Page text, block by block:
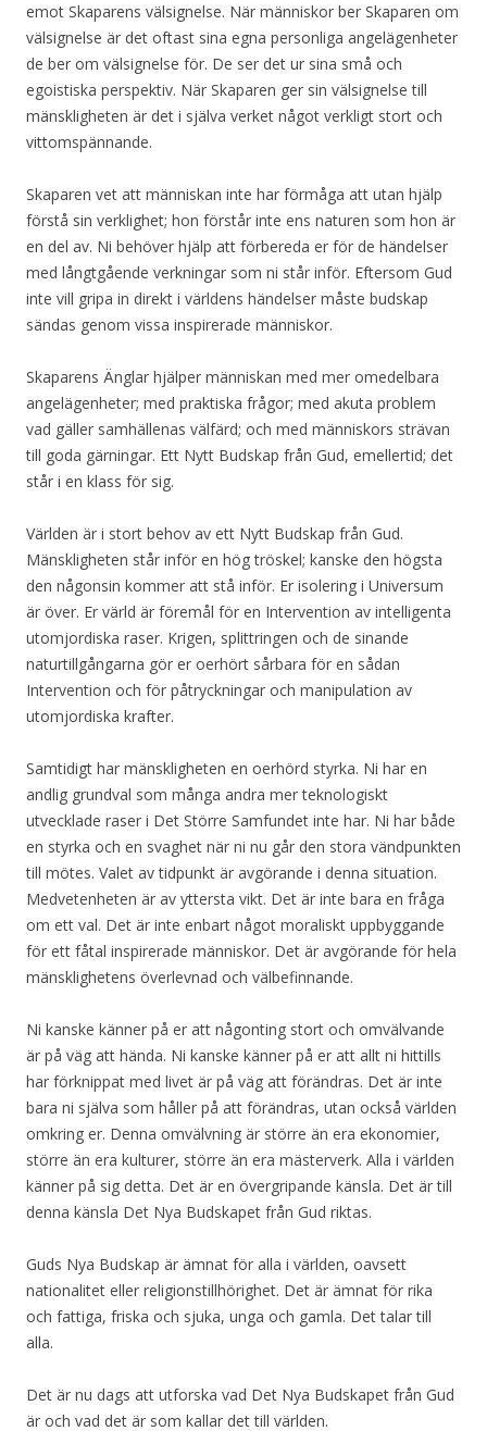
emot Skaparens välsignelse. När människor ber Skaparen om
välsignelse är det oftast sina egna personliga angelägenheter
de ber om välsignelse för. De ser det ur sina små och
egoistiska perspektiv. När Skaparen ger sin välsignelse till
mänskligheten är det i själva verket något verkligt stort och
vittomspännande.
Skaparen vet att människan inte har förmåga att utan hjälp
förstå sin verklighet; hon förstår inte ens naturen som hon är
en del av. Ni behöver hjälp att förbereda er för de händelser
med långtgående verkningar som ni står inför. Eftersom Gud
inte vill gripa in direkt i världens händelser måste budskap
sändas genom vissa inspirerade människor.
Skaparens Änglar hjälper människan med mer omedelbara
angelägenheter; med praktiska frågor; med akuta problem
vad gäller samhällenas välfärd; och med människors strävan
till goda gärningar. Ett Nytt Budskap från Gud, emellertid; det
står i en klass för sig.
Världen är i stort behov av ett Nytt Budskap från Gud.
Mänskligheten står inför en hög tröskel; kanske den högsta
den någonsin kommer att stå inför. Er isolering i Universum
är över. Er värld är föremål för en Intervention av intelligenta
utomjordiska raser. Krigen, splittringen och de sinande
naturtillgångarna gör er oerhört sårbara för en sådan
Intervention och för påtryckningar och manipulation av
utomjordiska krafter.
Samtidigt har mänskligheten en oerhörd styrka. Ni har en
andlig grundval som många andra mer teknologiskt
utvecklade raser i Det Större Samfundet inte har. Ni har både
en styrka och en svaghet när ni nu går den stora vändpunkten
till mötes. Valet av tidpunkt är avgörande i denna situation.
Medvetenheten är av yttersta vikt. Det är inte bara en fråga
om ett val. Det är inte enbart något moraliskt uppbyggande
för ett fåtal inspirerade människor. Det är avgörande för hela
mänsklighetens överlevnad och välbefinnande.
Ni kanske känner på er att någonting stort och omvälvande
är på väg att hända. Ni kanske känner på er att allt ni hittills
har förknippat med livet är på väg att förändras. Det är inte
bara ni själva som håller på att förändras, utan också världen
omkring er. Denna omvälvning är större än era ekonomier,
större än era kulturer, större än era mästerverk. Alla i världen
känner på sig detta. Det är en övergripande känsla. Det är till
denna känsla Det Nya Budskapet från Gud riktas.
Guds Nya Budskap är ämnat för alla i världen, oavsett
nationalitet eller religionstillhörighet. Det är ämnat för rika
och fattiga, friska och sjuka, unga och gamla. Det talar till
alla.
Det är nu dags att utforska vad Det Nya Budskapet från Gud
är och vad det är som kallar det till världen.